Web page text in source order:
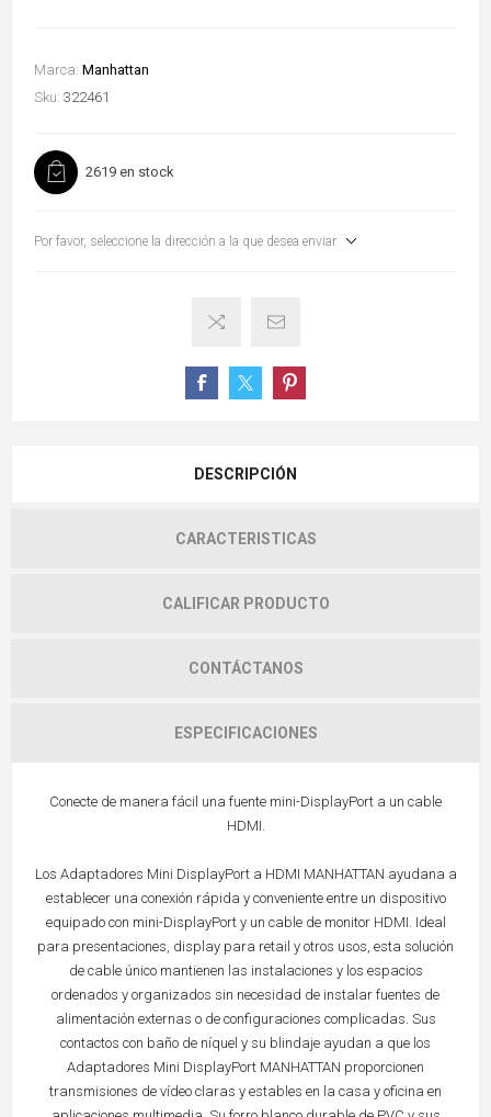
Marca: Manhattan
Sku: 322461
2619 en stock
Por favor, seleccione la dirección a la que desea enviar
DESCRIPCIÓN
CARACTERISTICAS
CALIFICAR PRODUCTO
CONTÁCTANOS
ESPECIFICACIONES
Conecte de manera fácil una fuente mini-DisplayPort a un cable
HDMI.
Los Adaptadores Mini DisplayPort a HDMI MANHATTAN ayudana a
establecer una conexión rápida y conveniente entre un dispositivo
equipado con mini-DisplayPort y un cable de monitor HDMI. Ideal
para presentaciones, display para retail y otros usos, esta solución
de cable único mantienen las instalaciones y los espacios
ordenados y organizados sin necesidad de instalar fuentes de
alimentación externas o de configuraciones complicadas. Sus
contactos con baño de níquel y su blindaje ayudan a que los
Adaptadores Mini DisplayPort MANHATTAN proporcionen
transmisiones de vídeo claras y estables en la casa y oficina en